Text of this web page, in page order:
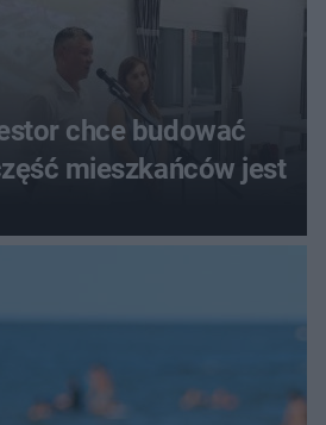
chce budować
mieszkańców jest